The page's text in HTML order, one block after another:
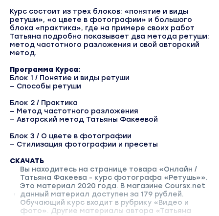
Курс состоит из трех блоков: «понятие и виды
ретуши», «о цвете в фотографии» и большого
блока «практика», где на примере своих работ
Татьяна подробно показывает два метода ретуши:
метод частотного разложения и свой авторский
метод.
Программа Курса:
Блок 1 / Понятие и виды ретуши
— Способы ретуши
Блок 2 / Практика
— Метод частотного разложения
— Авторский метод Татьяны Факеевой
Блок 3 / О цвете в фотографии
— Стилизация фотографии и пресеты
СКАЧАТЬ
Вы находитесь на странице товара «Онлайн /
Татьяна Факеева - курс фотографа «Ретушь»».
Это материал 2020 года. В магазине Coursx.net
данный материал доступен за 179 рублей.
Обучающий курс входит в рубрику «Видео и
фото». Другие материалы автора «Татьяна